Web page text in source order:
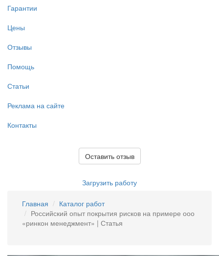
Гарантии
Цены
Отзывы
Помощь
Статьи
Реклама на сайте
Контакты
Оставить отзыв
Загрузить работу
Главная
Каталог работ
Российский опыт покрытия рисков на примере ооо
«ринкон менеджмент» | Статья